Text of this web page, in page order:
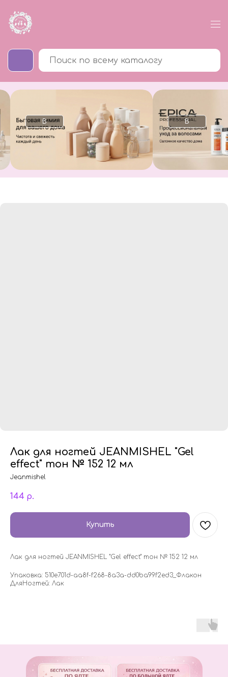
В
каталог
В
каталог
Лак для ногтей JEANMISHEL "Gel
effect" тон № 152 12 мл
Jeanmishel
144 р.
Купить
Лак для ногтей JEANMISHEL "Gel effect" тон № 152 12 мл
Упаковка: 510e701d-aa8f-f268-8a3a-dd0ba99f2ed3_Флакон
ДляНогтей: Лак